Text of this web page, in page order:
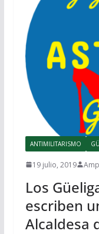
ANTIMILITARISMO
19 julio, 2019
Los
escriben
Alcaldesa